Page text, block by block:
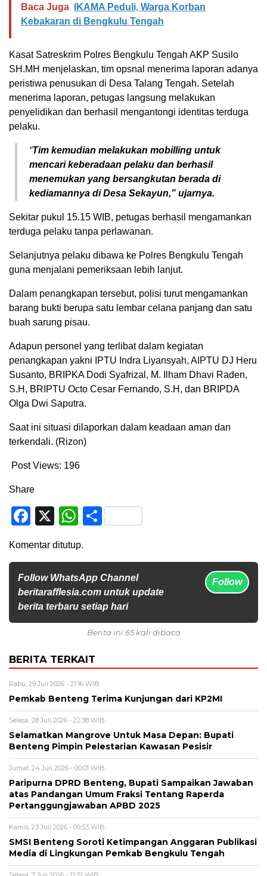
Baca Juga
IKAMA Peduli, Warga Korban
Kebakaran di Bengkulu Tengah
Kasat Satreskrim Polres Bengkulu Tengah AKP Susilo
SH.MH menjelaskan, tim opsnal menerima laporan adanya
peristiwa penusukan di Desa Talang Tengah. Setelah
menerima laporan, petugas langsung melakukan
penyelidikan dan berhasil mengantongi identitas terduga
pelaku.
“Tim kemudian melakukan mobilling untuk
mencari keberadaan pelaku dan berhasil
menemukan yang bersangkutan berada di
kediamannya di Desa Sekayun,” ujarnya.
Sekitar pukul 15.15 WIB, petugas berhasil mengamankan
terduga pelaku tanpa perlawanan.
Selanjutnya pelaku dibawa ke Polres Bengkulu Tengah
guna menjalani pemeriksaan lebih lanjut.
Dalam penangkapan tersebut, polisi turut mengamankan
barang bukti berupa satu lembar celana panjang dan satu
buah sarung pisau.
Adapun personel yang terlibat dalam kegiatan
penangkapan yakni IPTU Indra Liyansyah, AIPTU DJ Heru
Susanto, BRIPKA Dodi Syafrizal, M. Ilham Dhavi Raden,
S.H, BRIPTU Octo Cesar Fernando, S.H, dan BRIPDA
Olga Dwi Saputra.
Saat ini situasi dilaporkan dalam keadaan aman dan
terkendali. (Rizon)
Post Views: 196
Share
Facebook
X WhatsApp
Share
Komentar ditutup.
Follow WhatsApp Channel
beritarafflesia.com untuk update
berita terbaru setiap hari
Follow
Berita ini 65 kali dibaca
BERITA TERKAIT
Rabu, 29 Juli 2026 - 21:16 WIB
Pemkab Benteng Terima Kunjungan dari KP2MI
Selasa, 28 Juli 2026 - 22:38 WIB
Selamatkan Mangrove Untuk Masa Depan: Bupati
Benteng Pimpin Pelestarian Kawasan Pesisir
Jumat, 24 Juli 2026 - 00:01 WIB
Paripurna DPRD Benteng, Bupati Sampaikan Jawaban
atas Pandangan Umum Fraksi Tentang Raperda
Pertanggungjawaban APBD 2025
Kamis, 23 Juli 2026 - 09:53 WIB
SMSI Benteng Soroti Ketimpangan Anggaran Publikasi
Media di Lingkungan Pemkab Bengkulu Tengah